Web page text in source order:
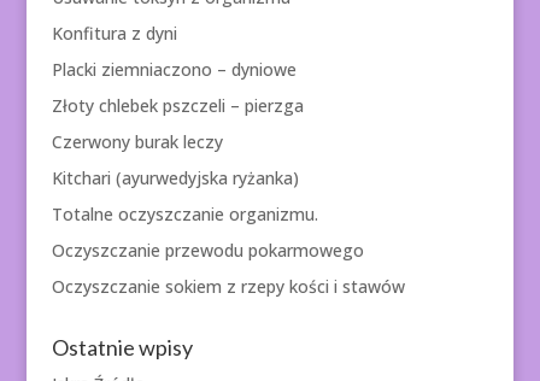
Konfitura z dyni
Placki ziemniaczono – dyniowe
Złoty chlebek pszczeli – pierzga
Czerwony burak leczy
Kitchari (ayurwedyjska ryżanka)
Totalne oczyszczanie organizmu.
Oczyszczanie przewodu pokarmowego
Oczyszczanie sokiem z rzepy kości i stawów
Ostatnie wpisy